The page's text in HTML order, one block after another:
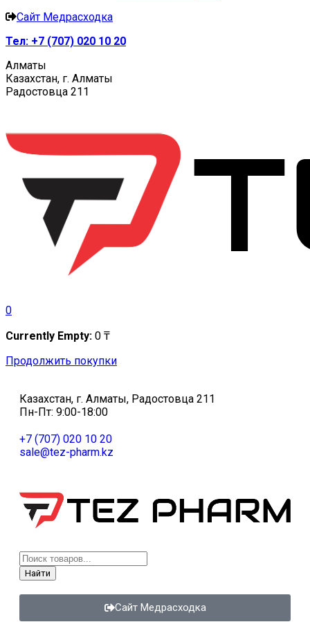
Сайт Медрасходка
Тел: +7 (707) 020 10 20
Алматы
Казахстан, г. Алматы
Радостовца 211
0
Currently Empty: 0 ₸
Продолжить покупки
Казахстан, г. Алматы, Радостовца 211
Пн-Пт: 9:00-18:00
+7 (707) 020 10 20
sale@tez-pharm.kz
Найти
Сайт Медрасходка